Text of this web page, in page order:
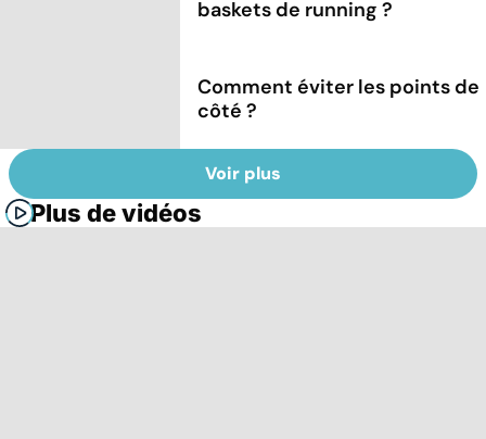
baskets de running ?
Comment éviter les points de
côté ?
Voir plus
Plus de vidéos